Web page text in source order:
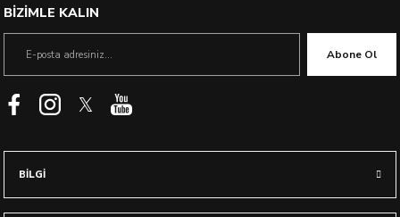
BİZİMLE KALIN
Abone Ol
BİLGİ